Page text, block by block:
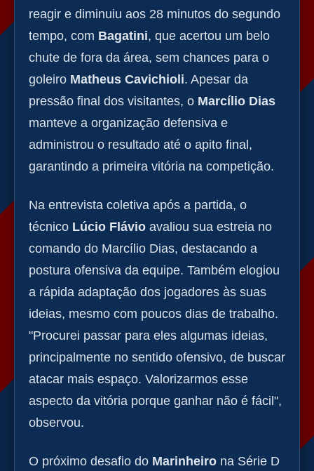
reagir e diminuiu aos 28 minutos do segundo
tempo, com Bagatini, que acertou um belo
chute de fora da área, sem chances para o
goleiro Matheus Cavichioli. Apesar da
pressão final dos visitantes, o Marcílio Dias
manteve a organização defensiva e
administrou o resultado até o apito final,
garantindo a primeira vitória na competição.
Na entrevista coletiva após a partida, o
técnico Lúcio Flávio avaliou sua estreia no
comando do Marcílio Dias, destacando a
postura ofensiva da equipe. Também elogiou
a rápida adaptação dos jogadores às suas
ideias, mesmo com poucos dias de trabalho.
"Procurei passar para eles algumas ideias,
principalmente no sentido ofensivo, de buscar
atacar mais espaço. Valorizarmos esse
aspecto da vitória porque ganhar não é fácil",
observou.
O próximo desafio do Marinheiro na Série D